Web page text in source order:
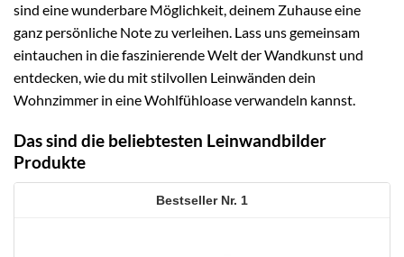
sind eine wunderbare Möglichkeit, deinem Zuhause eine
ganz persönliche Note zu verleihen. Lass uns gemeinsam
eintauchen in die faszinierende Welt der Wandkunst und
entdecken, wie du mit stilvollen Leinwänden dein
Wohnzimmer in eine Wohlfühloase verwandeln kannst.
Das sind die beliebtesten Leinwandbilder
Produkte
1